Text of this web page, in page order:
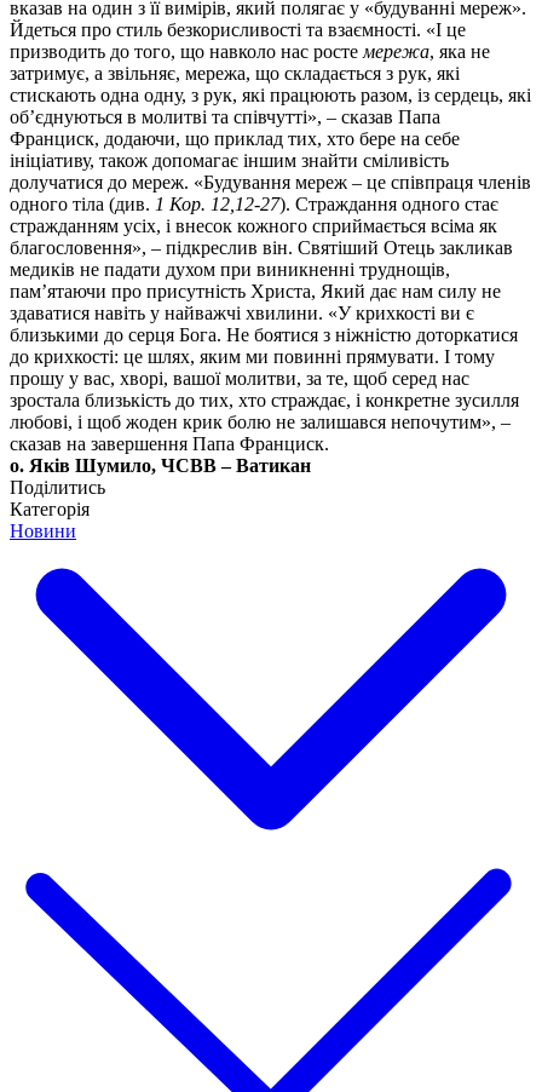
вказав на один з її вимірів, який полягає у «будуванні мереж».
Йдеться про стиль безкорисливості та взаємності. «І це
призводить до того, що навколо нас росте мережа, яка не
затримує, а звільняє, мережа, що складається з рук, які
стискають одна одну, з рук, які працюють разом, із сердець, які
об’єднуються в молитві та співчутті», – сказав Папа
Франциск, додаючи, що приклад тих, хто бере на себе
ініціативу, також допомагає іншим знайти сміливість
долучатися до мереж. «Будування мереж – це співпраця членів
одного тіла (див. 1 Кор. 12,12-27). Страждання одного стає
стражданням усіх, і внесок кожного сприймається всіма як
благословення», – підкреслив він. Святіший Отець закликав
медиків не падати духом при виникненні труднощів,
пам’ятаючи про присутність Христа, Який дає нам силу не
здаватися навіть у найважчі хвилини. «У крихкості ви є
близькими до серця Бога. Не боятися з ніжністю доторкатися
до крихкості: це шлях, яким ми повинні прямувати. І тому
прошу у вас, хворі, вашої молитви, за те, щоб серед нас
зростала близькість до тих, хто страждає, і конкретне зусилля
любові, і щоб жоден крик болю не залишався непочутим», –
сказав на завершення Папа Франциск.
о. Яків Шумило, ЧСВВ – Ватикан
Поділитись
Категорія
Новини